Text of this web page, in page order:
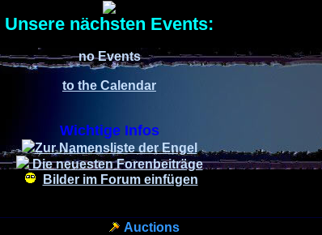
Unsere nächsten Events:
no Events
to the Calendar
Wichtige Infos
Zur Namensliste der Engel
Die neuesten Forenbeiträge
Bilder im Forum einfügen
Auctions